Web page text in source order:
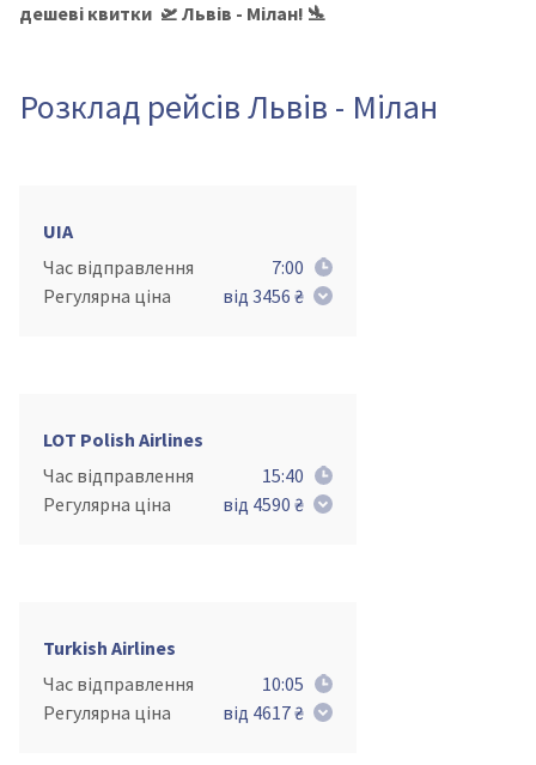
дешеві квитки 🛫 Львів - Мілан! 🛬
Розклад рейсів Львів - Мілан
UIA
Час відправлення
7:00
Регулярна ціна
від 3456 ₴
LOT Polish Airlines
Час відправлення
15:40
Регулярна ціна
від 4590 ₴
Turkish Airlines
Час відправлення
10:05
Регулярна ціна
від 4617 ₴